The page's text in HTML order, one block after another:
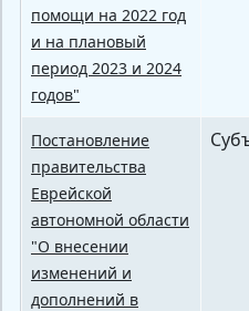
помощи на 2022 год
и на плановый
период 2023 и 2024
годов"
Постановление
правительства
Еврейской
автономной области
"О внесении
изменений и
дополнений в